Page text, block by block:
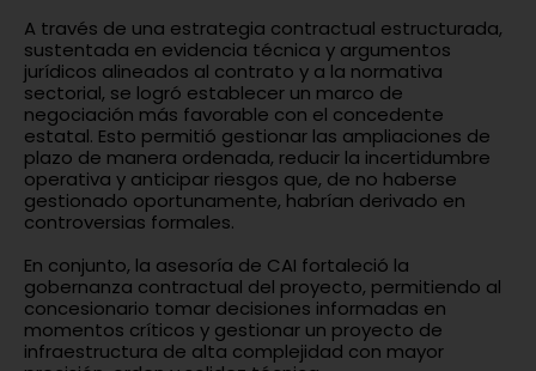
A través de una estrategia contractual estructurada,
sustentada en evidencia técnica y argumentos
jurídicos alineados al contrato y a la normativa
sectorial, se logró establecer un marco de
negociación más favorable con el concedente
estatal. Esto permitió gestionar las ampliaciones de
plazo de manera ordenada, reducir la incertidumbre
operativa y anticipar riesgos que, de no haberse
gestionado oportunamente, habrían derivado en
controversias formales.
En conjunto, la asesoría de CAI fortaleció la
gobernanza contractual del proyecto, permitiendo al
concesionario tomar decisiones informadas en
momentos críticos y gestionar un proyecto de
infraestructura de alta complejidad con mayor